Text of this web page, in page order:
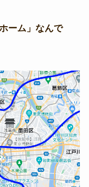
ーム」なんで